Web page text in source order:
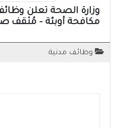
وزارة الصحة تعلن
مكافحة أوبئة - مُثقف
وظائف مدنية